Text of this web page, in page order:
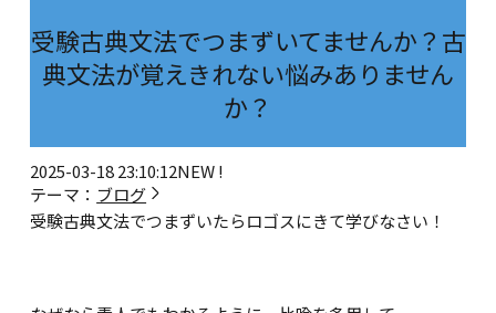
受験古典文法でつまずいてませんか？古
典文法が覚えきれない悩みありません
か？
2025-03-18 23:10:12NEW !
テーマ： ブログ
受験古典文法でつまずいたらロゴスにきて学びなさい！